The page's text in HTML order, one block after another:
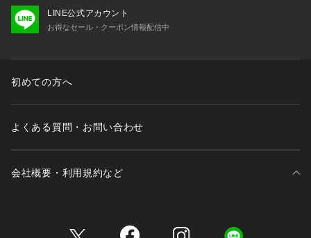
LINE公式アカウント
お得なセール・クーポン情報配信中
初めての方へ
よくある質問・お問い合わせ
会社概要・利用規約など